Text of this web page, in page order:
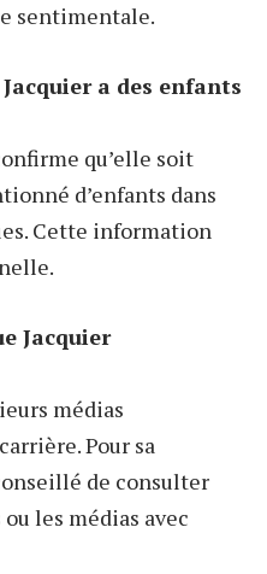
sentimentale.
a des enfants
qu’elle soit
d’enfants dans
Cette information
Jacquier
médias
Pour sa
de consulter
les médias avec